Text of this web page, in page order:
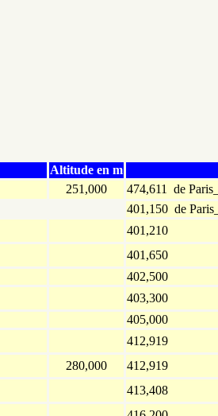
Altitude en m
251,000
474,611 de
401,150 de
401,210
401,650
402,500
403,300
405,000
412,919
280,000 412,919
413,408